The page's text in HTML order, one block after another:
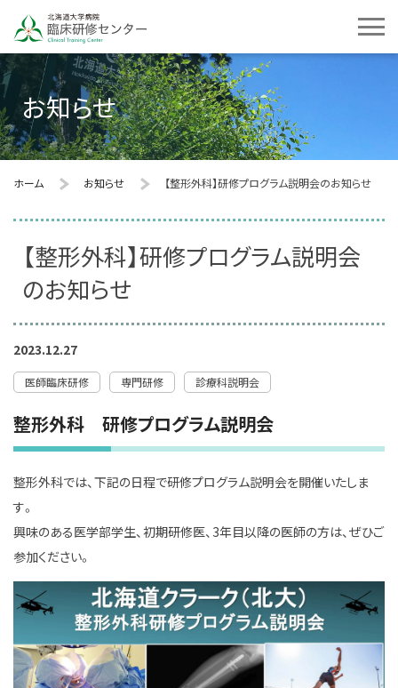
お知らせ
ホーム お知らせ 【整形外科】研修プログラム説明会のお知らせ
【整形外科】研修プログラム説明会
のお知らせ
2023.12.27
医師臨床研修 専門研修 診療科説明会
整形外科 研修プログラム説明会
整形外科では、下記の日程で研修プログラム説明会を開催いたしま
す。
興味のある医学部学生、初期研修医、3年目以降の医師の方は、ぜひご
参加ください。